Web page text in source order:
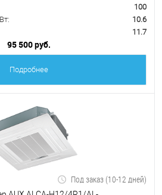
100
10.6
11.7
95 500 руб.
Подробнее
Под заказ (10-12 дней)